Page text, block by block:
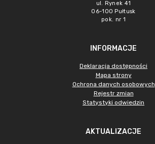
ul. Rynek 41
06-100 Pułtusk
pok. nr 1
INFORMACJE
Deklaracja dostępności
Mapa strony
Ochrona danych osobowych
Rejestr zmian
Statystyki odwiedzin
AKTUALIZACJE